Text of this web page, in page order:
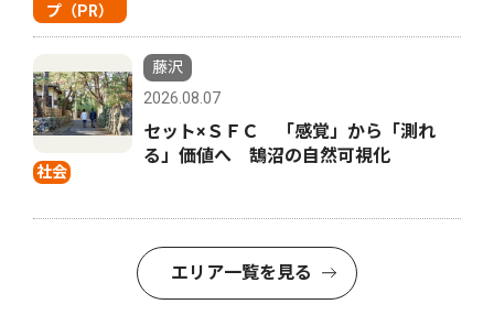
プ（PR）
社会
藤沢
2026.08.07
セット×ＳＦＣ 「感覚」から「測れ
る」価値へ 鵠沼の自然可視化
エリア一覧を見る